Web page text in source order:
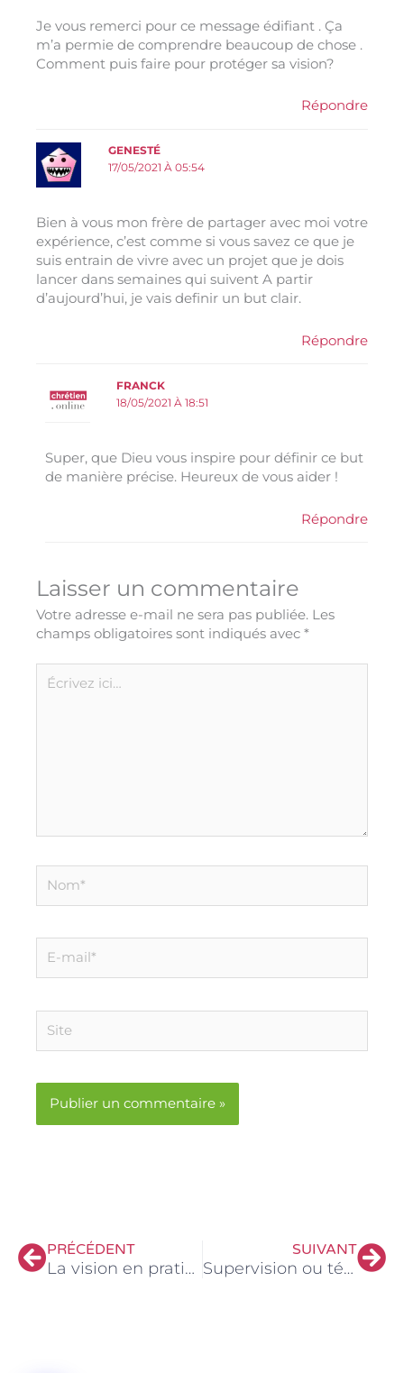
Je vous remerci pour ce message édifiant . Ça
m’a permie de comprendre beaucoup de chose .
Comment puis faire pour protéger sa vision?
Répondre
GENESTÉ
17/05/2021 À 05:54
Bien à vous mon frère de partager avec moi votre
expérience, c’est comme si vous savez ce que je
suis entrain de vivre avec un projet que je dois
lancer dans semaines qui suivent A partir
d’aujourd’hui, je vais definir un but clair.
Répondre
FRANCK
18/05/2021 À 18:51
Super, que Dieu vous inspire pour définir ce but
de manière précise. Heureux de vous aider !
Répondre
Laisser un commentaire
Votre adresse e-mail ne sera pas publiée. Les
champs obligatoires sont indiqués avec *
ici…
mail*
PRÉCÉDENT
La vision en pratique
SUIVANT
Supervision ou télévision